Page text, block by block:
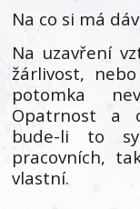
Na co si má
Na uzavření
žárlivost,
potomka
Opatrnost a
bude-li to
pracovních,
vlastní.